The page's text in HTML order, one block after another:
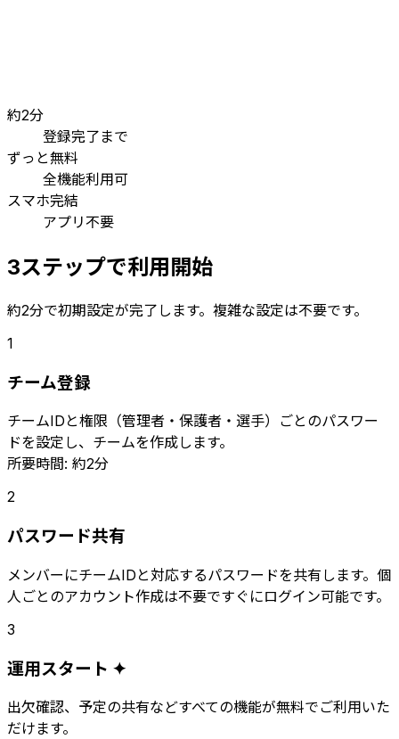
約2分
登録完了まで
ずっと無料
全機能利用可
スマホ完結
アプリ不要
3ステップで利用開始
約2分で初期設定が完了します。複雑な設定は不要です。
1
チーム登録
チームIDと権限（管理者・保護者・選手）ごとのパスワー
ドを設定し、チームを作成します。
所要時間: 約2分
2
パスワード共有
メンバーにチームIDと対応するパスワードを共有します。個
人ごとのアカウント作成は不要ですぐにログイン可能です。
3
運用スタート ✦
出欠確認、予定の共有などすべての機能が無料でご利用いた
だけます。